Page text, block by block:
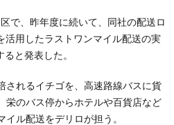
で、昨年度に続いて、同社の配送ロ
活用したラストワンマイル配送の実
と発表した。
されるイチゴを、高速路線バスに貨
栄のバス停からホテルや百貨店など
ル配送をデリロが担う。